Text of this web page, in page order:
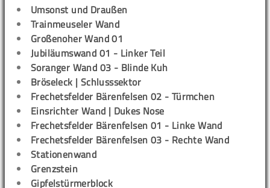
Umsonst und Draußen
Trainmeuseler Wand
Großenoher Wand 01
Jubiläumswand 01 - Linker Teil
Soranger Wand 03 - Blinde Kuh
Bröseleck | Schlusssektor
Frechetsfelder Bärenfelsen 02 - Türmchen
Einsrichter Wand | Dukes Nose
Frechetsfelder Bärenfelsen 01 - Linke Wand
Frechetsfelder Bärenfelsen 03 - Rechte Wand
Stationenwand
Grenzstein
Gipfelstürmerblock